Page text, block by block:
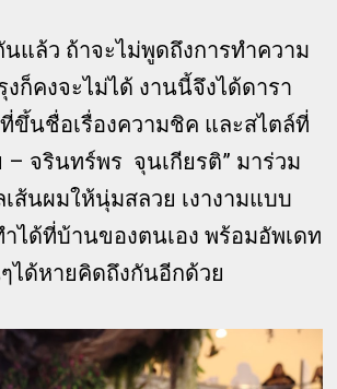
แล้ว ถ้าจะไม่พูดถึงการทำความ
ก็คงจะไม่ได้ งานนี้จึงได้ดารา
ขึ้นชื่อเรื่องความชิค และสไตล์ที่
– จรินทร์พร จุนเกียรติ” มาร่วม
ส้นผมให้นุ่มสลวย เงางามแบบ
ำได้ที่บ้านของตนเอง พร้อมอัพเดท
ได้หายคิดถึงกันอีกด้วย